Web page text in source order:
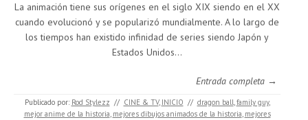
La animación tiene sus orígenes en el siglo XIX siendo en el XX
cuando evolucionó y se popularizó mundialmente. A lo largo de
los tiempos han existido infinidad de series siendo Japón y
Estados Unidos…
Entrada completa →
Publicado por: Rod Stylezz // CINE & TV, INICIO // dragon ball,family guy,
mejor anime de la historia, mejores dibujos animados de la historia, mejores